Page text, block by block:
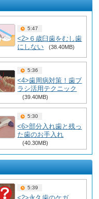
5:47
<2>６歳臼歯をむし歯
にしない
(38.40MB)
5:36
<4>歯周病対策！歯ブ
ラシ活用テクニック
(39.40MB)
5:30
<6>部分入れ歯と残っ
た歯のお手入れ
(40.30MB)
5:39